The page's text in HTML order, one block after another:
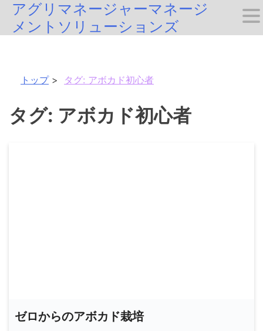
Skipアグリマネージャーマネージ
メントソリューションズ
トップ タグ: アボカド初心者
タグ: アボカド初心者
ゼロからのアボカド栽培